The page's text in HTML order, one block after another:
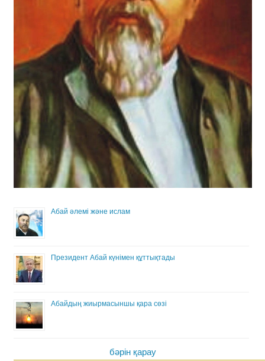
Абай әлемі және ислам
Президент Абай күнімен құттықтады
Абайдың жиырмасыншы қара сөзі
бәрін қарау